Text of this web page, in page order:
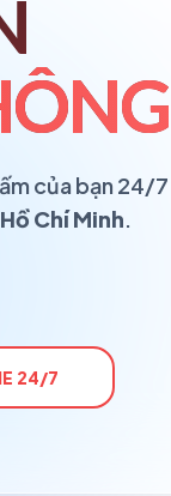
của bạn 24/
Chí Minh
24/7